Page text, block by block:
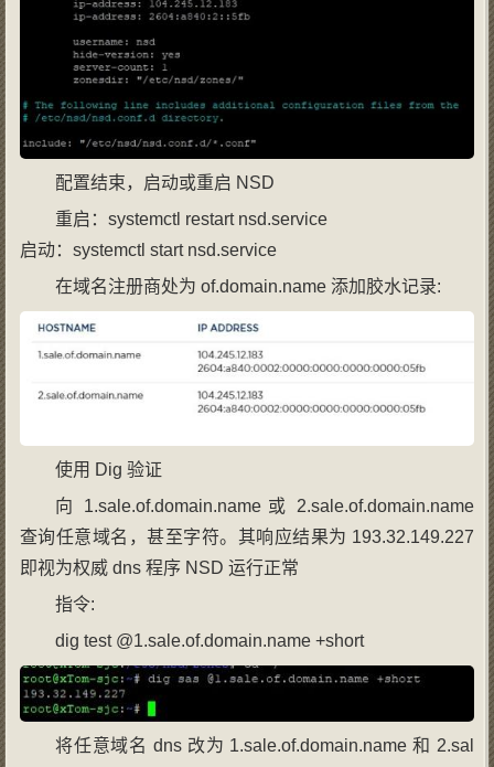
配置结束，启动或重启 NSD
重启：systemctl restart nsd.service
启动：systemctl start nsd.service
在域名注册商处为 of.domain.name 添加胶水记录:
使用 Dig 验证
向 1.sale.of.domain.name 或 2.sale.of.domain.name
查询任意域名，甚至字符。其响应结果为 193.32.149.227
即视为权威 dns 程序 NSD 运行正常
指令:
dig test @1.sale.of.domain.name +short
将任意域名 dns 改为 1.sale.of.domain.name 和 2.sal